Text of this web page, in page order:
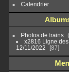
Calendrier
Photos de trains
x2816 Ligne
12/11/2022
87